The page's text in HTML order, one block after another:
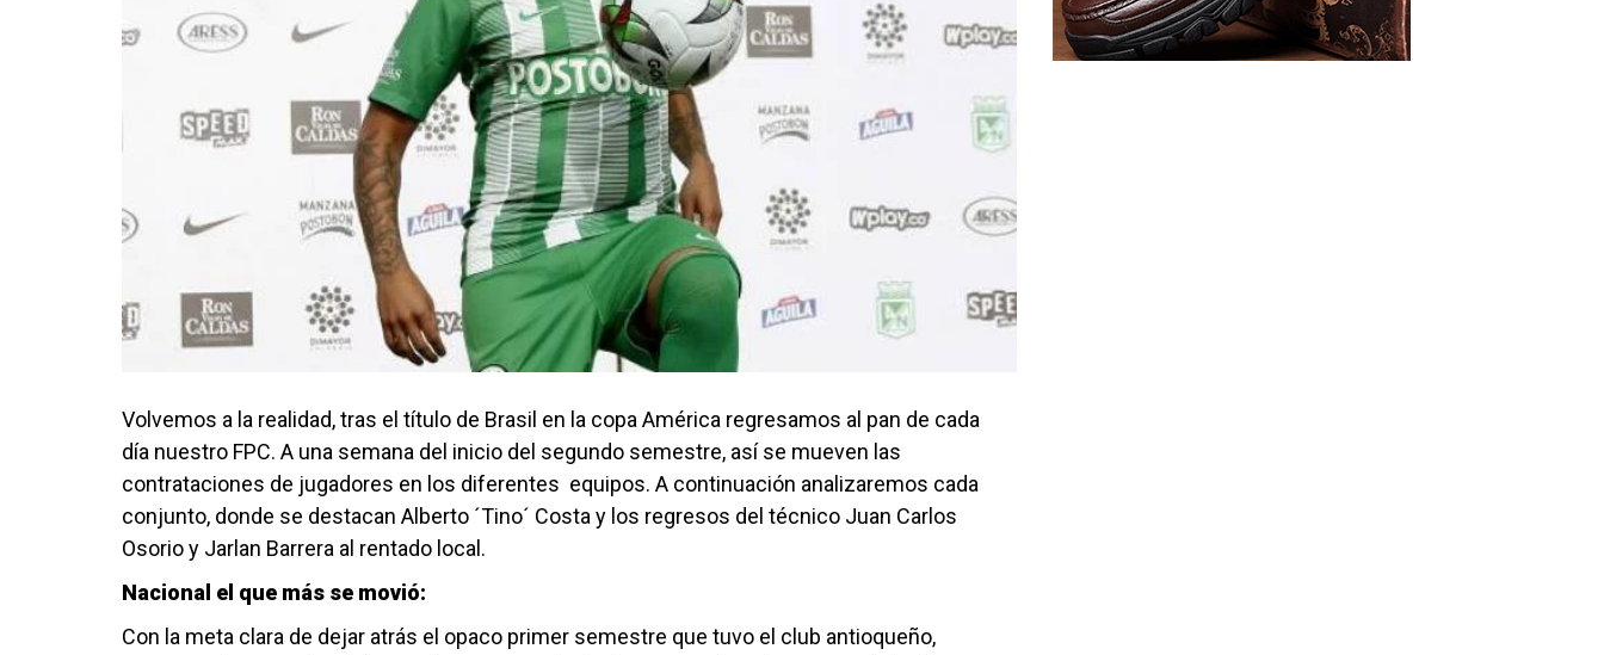
Volvemos a la realidad, tras el título de Brasil en la copa América regresamos al pan de cada
día nuestro FPC. A una semana del inicio del segundo semestre, así se mueven las
contrataciones de jugadores en los diferentes equipos. A continuación analizaremos cada
conjunto, donde se destacan Alberto ´Tino´ Costa y los regresos del técnico Juan Carlos
Osorio y Jarlan Barrera al rentado local.
Nacional el que más se movió:
Con la meta clara de dejar atrás el opaco primer semestre que tuvo el club antioqueño,